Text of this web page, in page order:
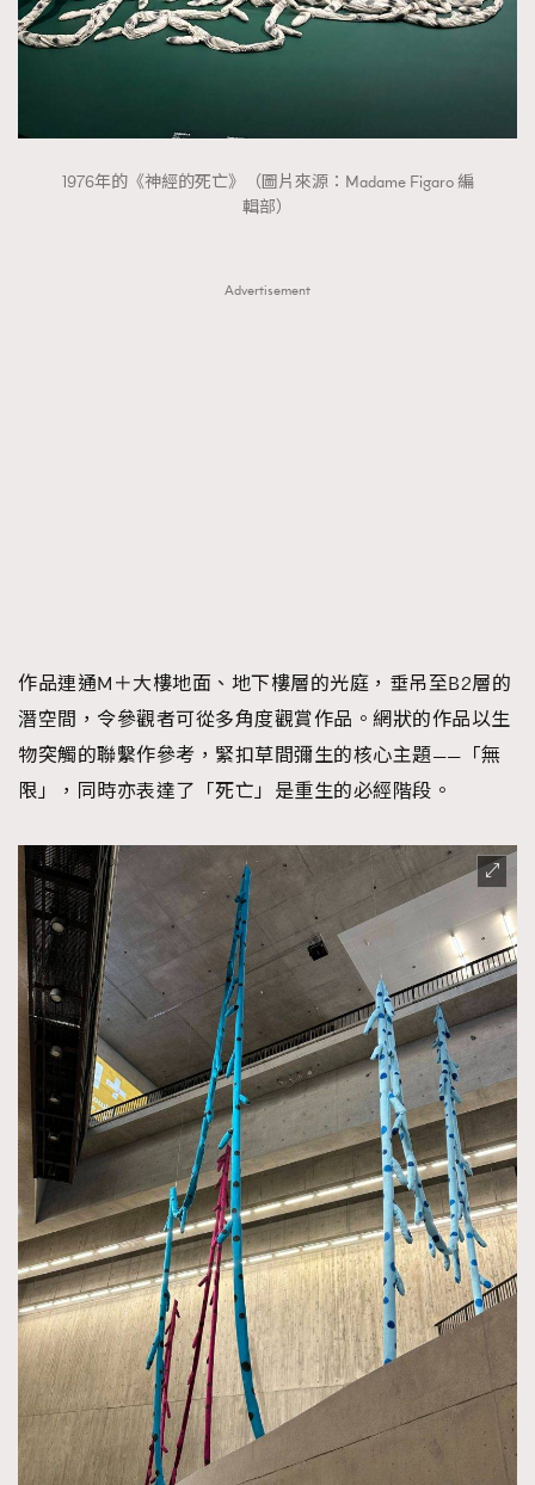
1976年的《神經的死亡》（圖片來源：Madame Figaro 編
輯部）
Advertisement
作品連通M＋大樓地面、地下樓層的光庭，垂吊至B2層的
潛空間，令參觀者可從多角度觀賞作品。網狀的作品以生
物突觸的聯繫作參考，緊扣草間彌生的核心主題——「無
限」，同時亦表達了「死亡」是重生的必經階段。